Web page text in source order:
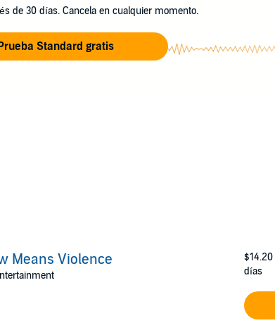
de 30 días. Cancela en cualquier momento.
Standard gratis
Means Violence $14.20
días